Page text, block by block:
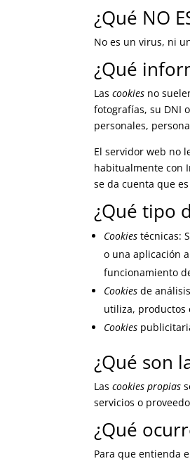
¿Qué NO
No es un virus, ni
¿Qué
Lascookies no
fotografías, su DNI
personales,
El servidor web no
habitualmente con
se da cuenta que
¿Qué tipo
Cookies técnicas:
o una aplicación
funcionamiento
Cookies de
utiliza, productos
Cookies
¿Qué son
Lascookies propias
servicios o
¿Qué
Para que entienda